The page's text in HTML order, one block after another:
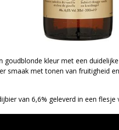
goudblonde kleur met een
smaak met tonen van fruitigheid
van 6,6% geleverd in een flesje